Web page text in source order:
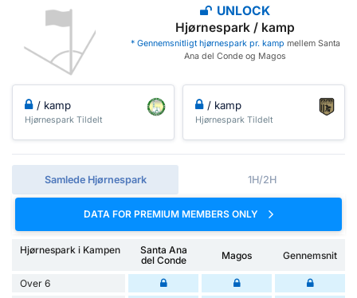
UNLOCK
Hjørnespark / kamp
* Gennemsnitligt hjørnespark pr. kamp mellem Santa
Ana del Conde og Magos
/ kamp
Hjørnespark Tildelt
/ kamp
Hjørnespark Tildelt
Samlede Hjørnespark 1H/2H
DATA FOR PREMIUM MEMBERS ONLY
Hjørnespark i Kampen
Santa Ana
del Conde
Magos Gennemsnit
Over 6